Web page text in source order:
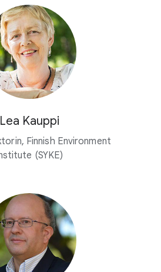
Lea Kauppi
Finnish Environment
(SYKE)